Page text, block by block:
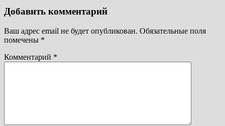
Добавить комментарий
Ваш адрес email не будет опубликован. Обязательные поля
помечены *
Комментарий *